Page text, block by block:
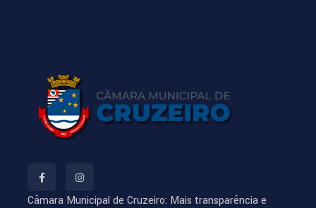
Câmara Municipal de Cruzeiro: Mais transparência e